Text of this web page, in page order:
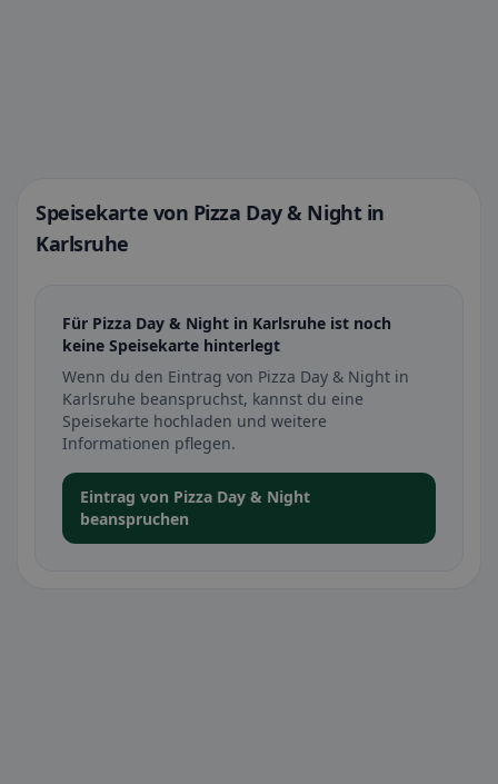
Speisekarte von Pizza Day & Night in
Karlsruhe
Für Pizza Day & Night in Karlsruhe ist noch
keine Speisekarte hinterlegt
Wenn du den Eintrag von Pizza Day & Night in
Karlsruhe beanspruchst, kannst du eine
Speisekarte hochladen und weitere
Informationen pflegen.
Eintrag von Pizza Day & Night
beanspruchen